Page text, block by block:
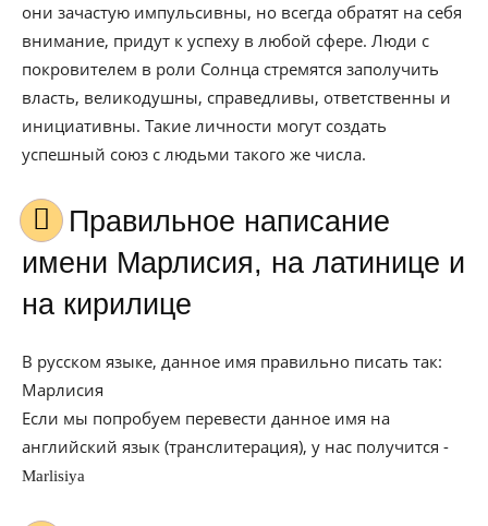
они зачастую импульсивны, но всегда обратят на себя
внимание, придут к успеху в любой сфере. Люди с
покровителем в роли Солнца стремятся заполучить
власть, великодушны, справедливы, ответственны и
инициативны. Такие личности могут создать
успешный союз с людьми такого же числа.
Правильное написание
имени Марлисия, на латинице и
на кирилице
В русском языке, данное имя правильно писать так:
Марлисия
Если мы попробуем перевести данное имя на
английский язык (транслитерация), у нас получится -
Marlisiya